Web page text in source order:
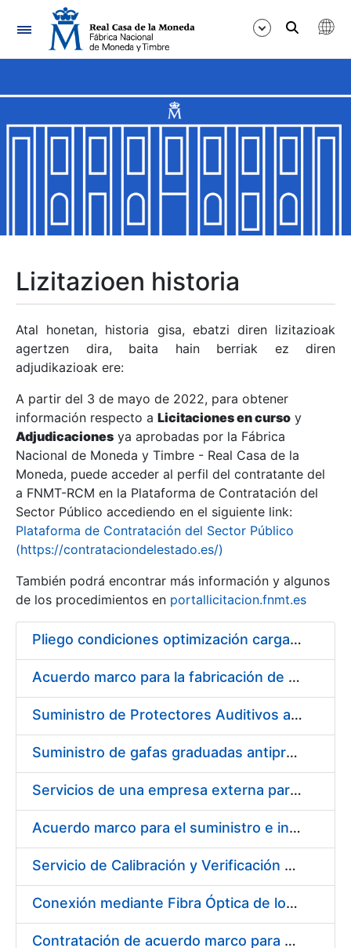
Nabigazioa
Erakutsi/Ezkutatu
Erakutsi/Ezkutatu
Erakutsi/Ezkutatu
Erakutsi/Ezkutatu
Erakutsi/Ezkutatu
Erakutsi/Ezkutatu
Erakutsi/Ezkutatu
Erakutsi/Ezkutatu
Lizitazioen historia
Atal honetan, historia gisa, ebatzi diren lizitazioak
agertzen dira, baita hain berriak ez diren
adjudikazioak ere:
A partir del 3 de mayo de 2022, para obtener
información respecto a Licitaciones en curso y
Adjudicaciones ya aprobadas por la Fábrica
Nacional de Moneda y Timbre - Real Casa de la
Moneda, puede acceder al perfil del contratante del
a FNMT-RCM en la Plataforma de Contratación del
Sector Público accediendo en el siguiente link:
Plataforma de Contratación del Sector Público
(https://contrataciondelestado.es/)
También podrá encontrar más información y algunos
de los procedimientos en portallicitacion.fnmt.es
Pliego condiciones optimización cargas compras firmado
Acuerdo marco para la fabricación de piezas
Suministro de Protectores Auditivos a medida para las personas trabajadoras de los Centros de Trabajo de Madrid y Burgos
Suministro de gafas graduadas antiproyecciones para los trabajadores de la FNMT-RCM en los centros de trabajo de Madrid y Burgos
Servicios de una empresa externa para el asesoramiento y resolución de los recursos de alzada que se presentan relacionados con procesos de selección para la FNMT-RCM
Acuerdo marco para el suministro e instalación de persianas, estores y otros complementos
Servicio de Calibración y Verificación Externa de los Equipos de Medición del Servicio de Prevención de la FNMT-RCM
Conexión mediante Fibra Óptica de los Centros de Proceso de Datos (CPDs) de las sedes de la FNMT-RCM de Burgos y Madrid
Contratación de acuerdo marco para el Suministro de Material de Electricidad para la Fábrica Nacional de Moneda y Timbre-Real Casa de la Moneda en su centro de trabajo de Burgos